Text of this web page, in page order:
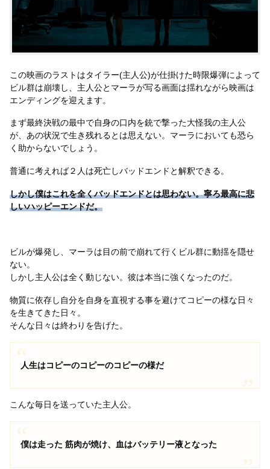
この映画のラストはタイラー(主人公)が仕掛けた時限爆弾によって
ビル群は崩壊し、主人公とマーラが写る画面は揺れながら映画は
エンディングを迎えます。
まず最終決戦の最中で自身の口内を銃で撃った大怪我の主人公
が、あの状況で生き残れるとは思えない。マーラにおいても恐ら
く助からないでしょう。
普通に考えれば２人は死亡しバッドエンドと解釈できる。
しかし僕はこれを全くバッドエンドとは思わない。寧ろ最高に悲
しいハッピーエンドだ。
ビルが爆発し、マーラは目の前で崩れて行くビル群に動揺を隠せ
ない。
しかし主人公は全く動じない。彼は本当に強くなったのだ。
物質に依存し自分を自身を直視する事を避けてコピーの様な日々
を生きてきた日々。
そんな日々は終わりを告げた。
人生はコピーのコピーのコピーの様だ
こんな毎日を送っていた主人公。
僕は走った 筋肉が焼け、血はバッテリー液となった